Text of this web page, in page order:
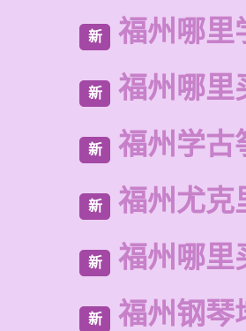
新 福州哪里
新 福州哪里
新 福州学古
新 福州尤克
新 福州哪里
新 福州钢琴